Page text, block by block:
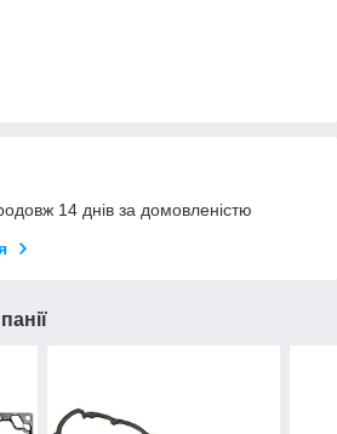
14 днів за домовленістю